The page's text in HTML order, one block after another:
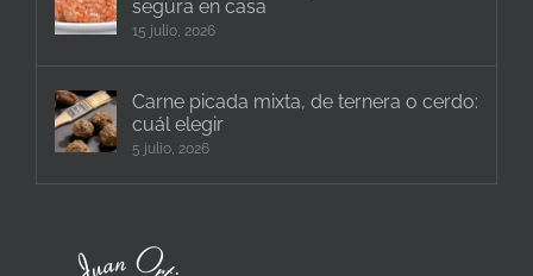
segura en casa
15 julio, 2026
Carne picada mixta, de ternera o cerdo:
cuál elegir
5 julio, 2026